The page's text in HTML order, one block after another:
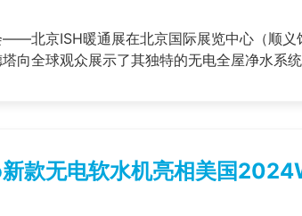
北京ISH暖通展在北京国际展览中心（顺义
向全球观众展示了其独特的无电全屋净水系
款无电软水机亮相美国